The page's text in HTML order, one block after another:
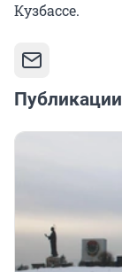
Кузбассе.
Публикации